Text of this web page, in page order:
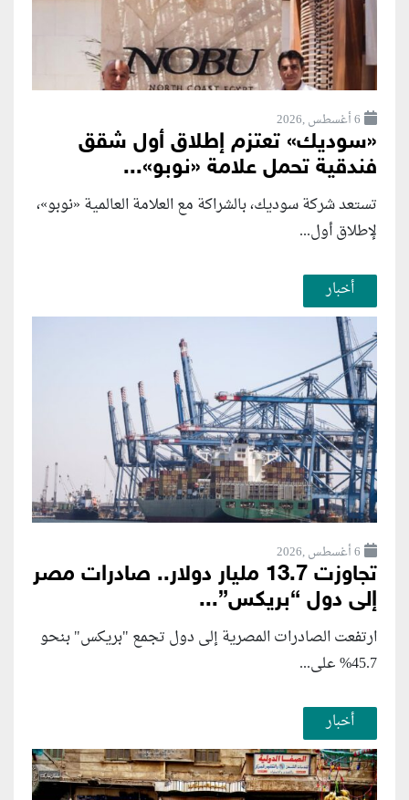
6 أغسطس ,2026
«سوديك» تعتزم إطلاق أول شقق
فندقية تحمل علامة «نوبو»...
تستعد شركة سوديك، بالشراكة مع العلامة العالمية «نوبو»،
لإطلاق أول...
أخبار
6 أغسطس ,2026
تجاوزت 13.7 مليار دولار.. صادرات مصر
إلى دول “بريكس”...
ارتفعت الصادرات المصرية إلى دول تجمع "بريكس" بنحو
45.7% على...
أخبار